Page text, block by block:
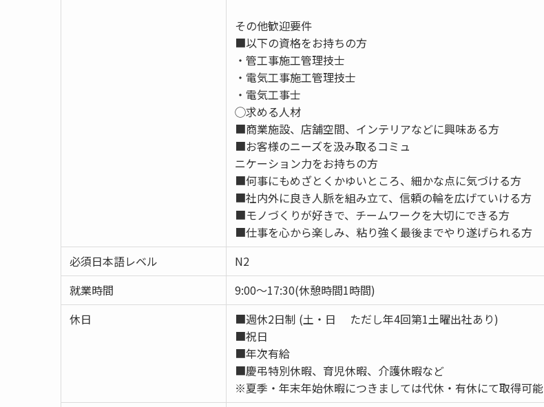
その他歓迎要件
■以下の資格をお持ちの方
・管工事施工管理技士
・電気工事施工管理技士
・電気工事士
◯求める人材
■商業施設、店舗空間、インテリアなどに興味ある方
■お客様のニーズを汲み取るコミュ
ニケーション力をお持ちの方
■何事にもめざとくかゆいところ、細かな点に気づける方
■社内外に良き人脈を組み立て、信頼の輪を広げていける方
■モノづくりが好きで、チームワークを大切にできる方
■仕事を心から楽しみ、粘り強く最後までやり遂げられる方
必須日本語レベル
N2
就業時間
9:00～17:30(休憩時間1時間)
休日
■週休2日制 (土・日 ただし年4回第1土曜出社あり)
■祝日
■年次有給
■慶弔特別休暇、育児休暇、介護休暇など
※夏季・年末年始休暇につきましては代休・有休にて取得可能